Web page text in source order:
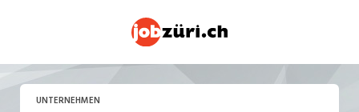
UNTERNEHMEN